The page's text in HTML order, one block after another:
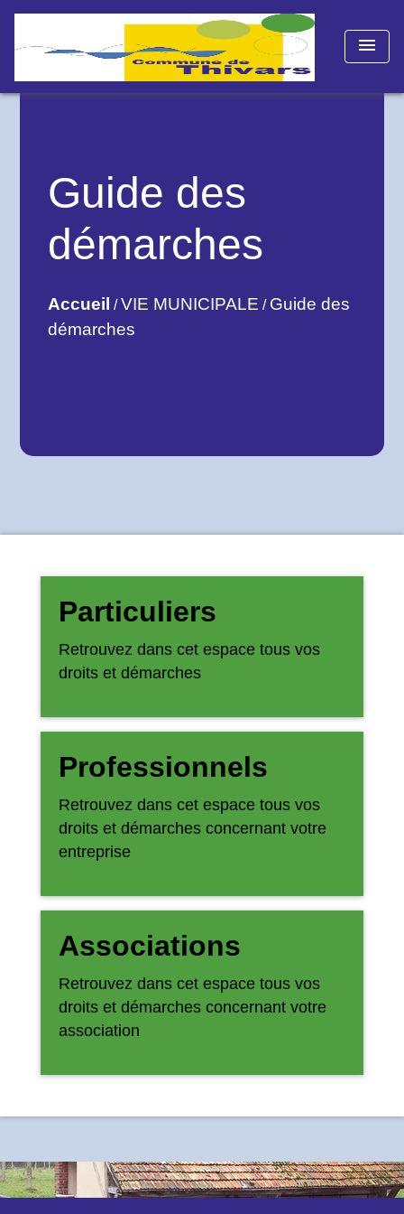
menu
Guide des
démarches
Accueil /VIE MUNICIPALE / Guide des
démarches
Particuliers
Retrouvez dans cet espace tous vos
droits et démarches
Professionnels
Retrouvez dans cet espace tous vos
droits et démarches concernant votre
entreprise
Associations
Retrouvez dans cet espace tous vos
droits et démarches concernant votre
association